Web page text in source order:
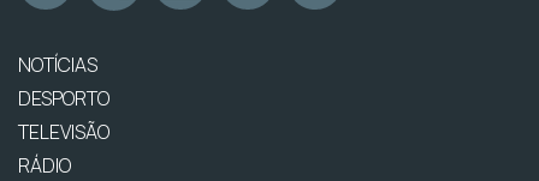
NOTÍCIAS
DESPORTO
TELEVISÃO
RÁDIO